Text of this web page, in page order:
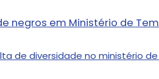
negros em Ministério de
de diversidade no ministério de